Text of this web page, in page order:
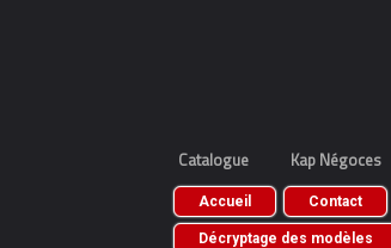
Catalogue Kap Négoces
Accueil Contact
Décryptage des modèles